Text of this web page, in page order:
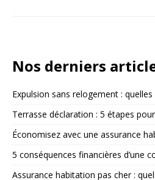
Nos derniers
Expulsion sans relogement :
Terrasse déclaration : 5 étapes
Économisez avec une assurance
5 conséquences financières d’une
Assurance habitation pas cher :